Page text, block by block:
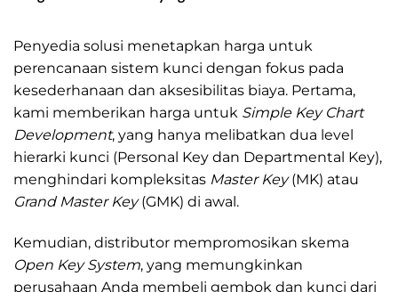
Penyedia solusi menetapkan harga untuk
perencanaan sistem kunci dengan fokus pada
kesederhanaan dan aksesibilitas biaya. Pertama,
kami memberikan harga untuk Simple Key Chart
Development, yang hanya melibatkan dua level
hierarki kunci (Personal Key dan Departmental Key),
menghindari kompleksitas Master Key(MK) atau
Grand Master Key(GMK) di awal.
Kemudian, distributor mempromosikan skema
Open Key System, yang memungkinkan
perusahaan Anda membeli gembok dan kunci dari